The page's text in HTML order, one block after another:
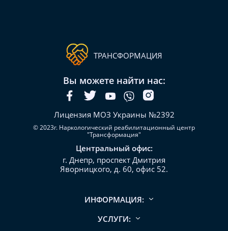
ТРАНСФОРМАЦИЯ
Вы можете найти нас:
Лицензия МОЗ Украины №2392
© 2023г. Наркологический реабилитационный центр
"Трансформация"
Центральный офис:
г. Днепр, проспект Дмитрия
Яворницкого, д. 60, офис 52.
ИНФОРМАЦИЯ:
УСЛУГИ: